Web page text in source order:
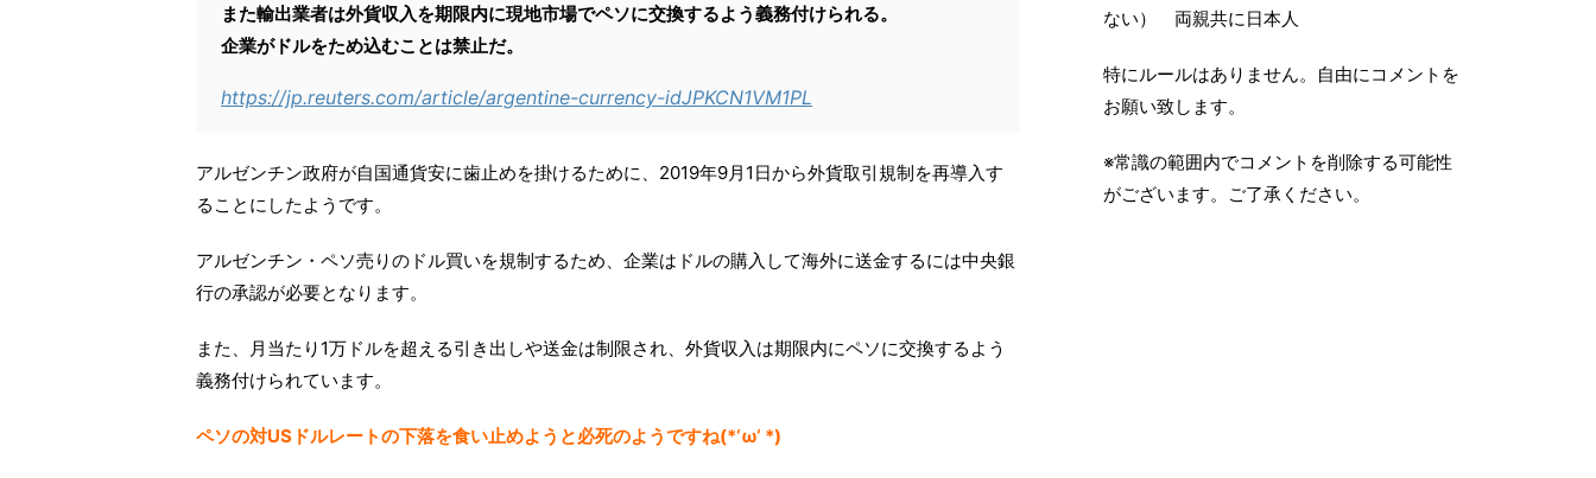
また輸出業者は外貨収入を期限内に現地市場でペソに交換するよう義務付けられる。
企業がドルをため込むことは禁止だ。
https://jp.reuters.com/article/argentine-currency-idJPKCN1VM1PL
アルゼンチン政府が自国通貨安に歯止めを掛けるために、2019年9月1日から外貨取引規制を再導入す
ることにしたようです。
アルゼンチン・ペソ売りのドル買いを規制するため、企業はドルの購入して海外に送金するには中央銀
行の承認が必要となります。
また、月当たり1万ドルを超える引き出しや送金は制限され、外貨収入は期限内にペソに交換するよう
義務付けられています。
ペソの対USドルレートの下落を食い止めようと必死のようですね(*‘ω‘ *)
ない） 両親共に日本人
特にルールはありません。自由にコメントを
お願い致します。
※常識の範囲内でコメントを削除する可能性
がございます。ご了承ください。